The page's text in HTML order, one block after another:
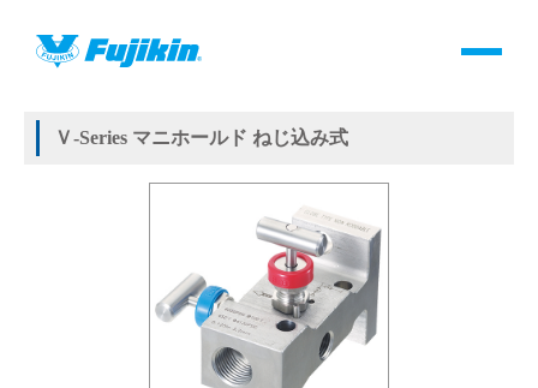
製品情報
バルブ・継手・システムを探す
製品カタログダウンロード
HOME 製品情報
Ｖ-Series マニホールド ねじ込み式